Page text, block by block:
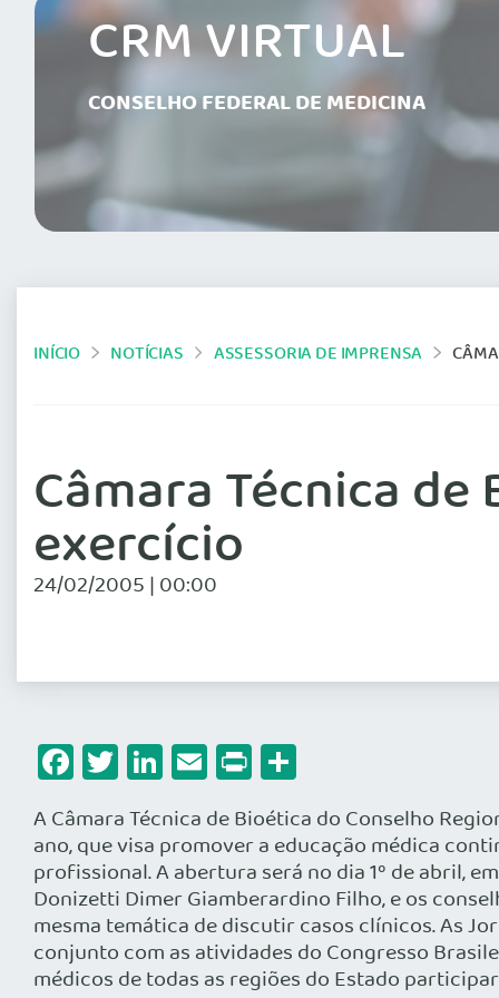
CRM VIRTUAL
CONSELHO FEDERAL DE MEDICINA
INÍCIO NOTÍCIAS ASSESSORIA DE IMPRENSA
Câmara Técnica
exercício
24/02/2005 | 00:00
Facebook
Twitter
LinkedIn
Email
Print
A Câmara Técnica de Bioética do Conselho
ano, que visa promover a educação médica
profissional. A abertura será no dia 1º de abril,
Donizetti Dimer Giamberardino Filho, e os
mesma temática de discutir casos clínicos. As
conjunto com as atividades do Congresso
médicos de todas as regiões do Estado